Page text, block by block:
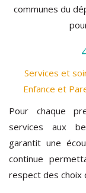
communes du
Services et
Enfance et
Pour chaque
services aux
garantit une
continue
respect des choix